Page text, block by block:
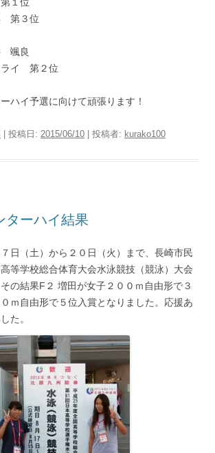
第３位
颯良
イ 第２位
ハイ予選に向けて頑張ります！
| 投稿日: 2015/06/10 | 投稿者: kurako100
ーハイ結果
日（土）から２０日（火）まで、長崎市民
等学校総合体育大会水泳競技（競泳）大会
の結果F２ 増田が女子２００ｍ自由形で３
ｍ自由形で５位入賞となりました。応援あ
た。